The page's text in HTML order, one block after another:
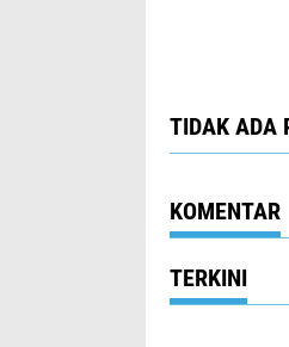
TIDAK ADA
KOMENTAR
TERKINI